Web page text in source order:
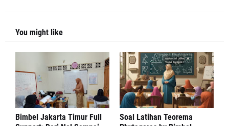
You might like
Bimbel Jakarta Timur Full
Soal Latihan Teorema